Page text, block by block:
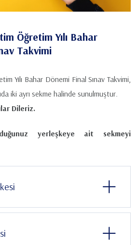
Öğretim Yılı Bahar
Takvimi
Yılı Bahar Dönemi Final Sınav Takvimi,
iki ayrı sekme halinde sunulmuştur.
Dileriz.
yerleşkeye ait sekmeyi